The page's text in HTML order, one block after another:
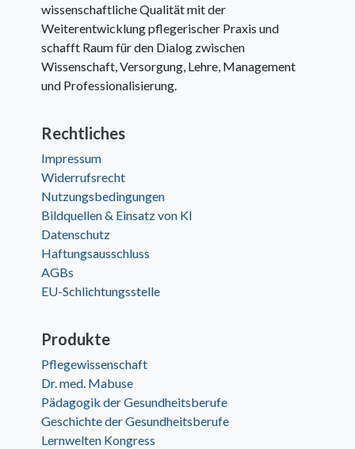
wissenschaftliche Qualität mit der
Weiterentwicklung pflegerischer Praxis und
schafft Raum für den Dialog zwischen
Wissenschaft, Versorgung, Lehre, Management
und Professionalisierung.
Rechtliches
Impressum
Widerrufsrecht
Nutzungsbedingungen
Bildquellen & Einsatz von KI
Datenschutz
Haftungsausschluss
AGBs
EU-Schlichtungsstelle
Produkte
Pflegewissenschaft
Dr. med. Mabuse
Pädagogik der Gesundheitsberufe
Geschichte der Gesundheitsberufe
Lernwelten Kongress